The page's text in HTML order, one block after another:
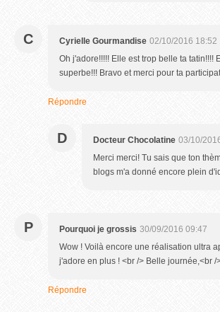
C Cyrielle Gourmandise 02/10/2016 18:52
Oh j'adore!!!!! Elle est trop belle ta
superbe!!! Bravo et merci pour ta
Répondre
D Docteur Chocolatine 03/10/
Merci merci! Tu sais que ton
blogs m'a donné encore plein
P Pourquoi je grossis 30/09/2016 09:47
Wow ! Voilà encore une réalisation ultra
j'adore en plus ! <br /> Belle journée,<br /
Répondre